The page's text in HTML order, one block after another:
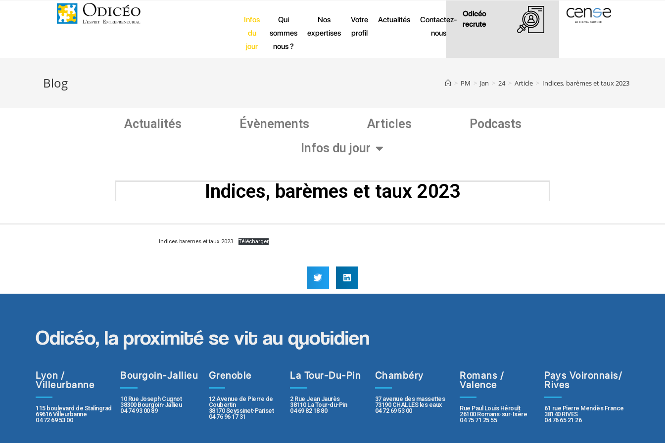
Odicéo
recrute
Infos
du
jour
Qui
sommes
nous ?
Nos
expertises
Votre
profil
Actualités
Contactez-
nous
Blog > PM > Jan > 24 > Article > Indices, barèmes et taux 2023
Actualités Évènements Articles
Podcasts
Infos du jour
Indices, barèmes et taux 2023
Indices baremes et taux 2023 Télécharger
Odicéo, la proximité se vit au quotidien
Lyon /
Villeurbanne
115 boulevard de Stalingrad
69616 Villeurbanne
04 72 69 53 00
Bourgoin-Jallieu
10 Rue Joseph Cugnot
38300 Bourgoin-Jallieu
04 74 93 00 89
Grenoble
12 Avenue de Pierre de
Coubertin
38170 Seyssinet-Pariset
04 76 96 17 31
La Tour-Du-Pin
2 Rue Jean Jaurès
38110 La Tour-du-Pin
04 69 82 18 80
Chambéry
37 avenue des massettes
73190 CHALLES les eaux
04 72 69 53 00
Romans /
Valence
Rue Paul Louis Héroult
26100 Romans-sur-Isère
04 75 71 25 55
Pays Voironnais/
Rives
61 rue Pierre Mendès France
38140 RIVES
04 76 65 21 26